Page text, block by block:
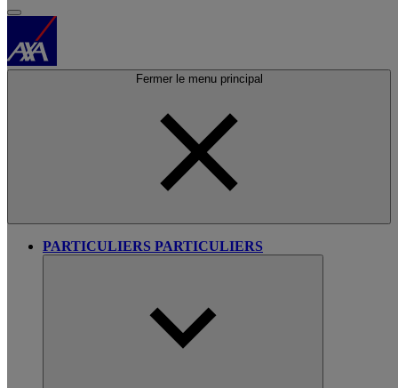
Fermer le menu principal
PARTICULIERS PARTICULIERS